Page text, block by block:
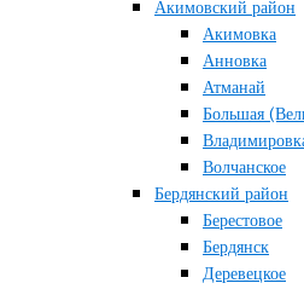
Акимовский район
Акимовка
Анновка
Атманай
Большая
Волчанское
Бердянский район
Берестовое
Бердянск
Деревецкое